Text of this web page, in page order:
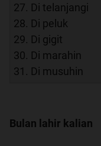
27. Di telanjangi
28. Di peluk
29. Di gigit
30. Di marahin
31. Di musuhin
Bulan lahir kalian